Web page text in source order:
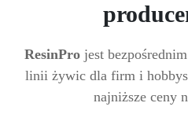
ResinPro jest
linii żywic dla firm i
najniższe ceny